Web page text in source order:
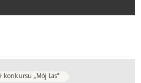
konkursu „Mój Las”